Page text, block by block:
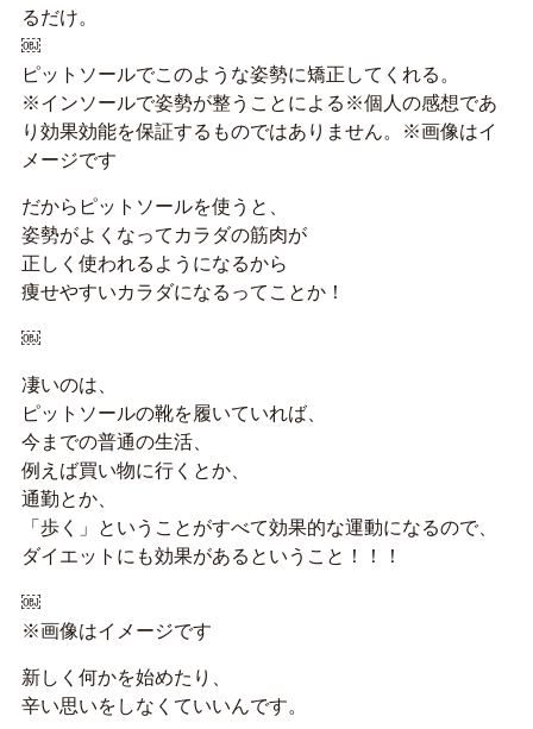
るだけ。
￼
ピットソールでこのような姿勢に矯正してくれる。
※インソールで姿勢が整うことによる※個人の感想であ
り効果効能を保証するものではありません。※画像はイ
メージです
だからピットソールを使うと、
姿勢がよくなってカラダの筋肉が
正しく使われるようになるから
痩せやすいカラダになるってことか！
￼
凄いのは、
ピットソールの靴を履いていれば、
今までの普通の生活、
例えば買い物に行くとか、
通勤とか、
「歩く」ということがすべて効果的な運動になるので、
ダイエットにも効果があるということ！！！
￼
※画像はイメージです
新しく何かを始めたり、
辛い思いをしなくていいんです。